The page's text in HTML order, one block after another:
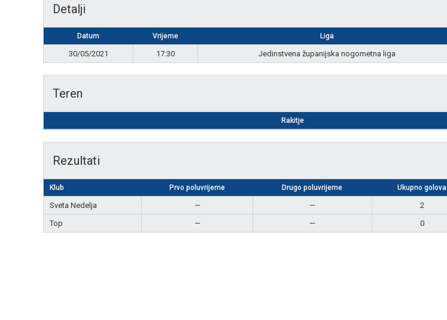
Detalji
Datum Vrijeme Liga
30/05/2021 17:30 Jedinstvena županijska nogometna liga
Teren
Rakitje
Rezultati
Klub Prvo poluvrijeme Drugo poluvrijeme Ukupno golova
Sveta Nedelja — — 2
Top
— — 0